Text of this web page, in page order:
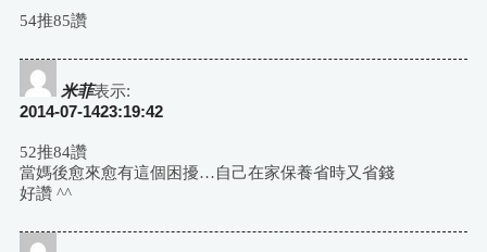
54推85讚
米菲表示:
2014-07-1423:19:42
52推84讚
當媽後愈來愈有這個困擾…自己在家保養省時又省錢
好讚 ^^